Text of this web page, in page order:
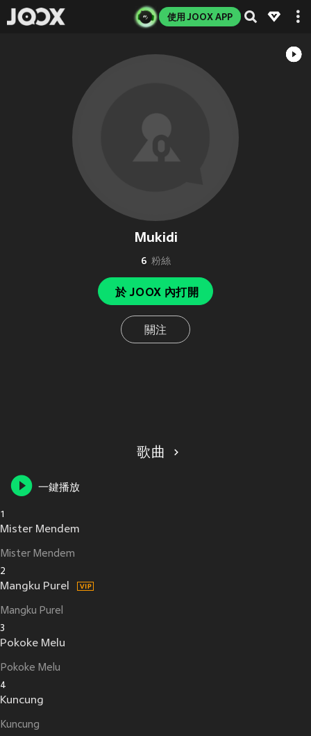
使用 JOOX APP
Mukidi
6 粉絲
於 JOOX 內打開
關注
歌曲
一鍵播放
1
Mister Mendem
Mister Mendem
2
Mangku Purel
Mangku Purel
3
Pokoke Melu
Pokoke Melu
4
Kuncung
Kuncung